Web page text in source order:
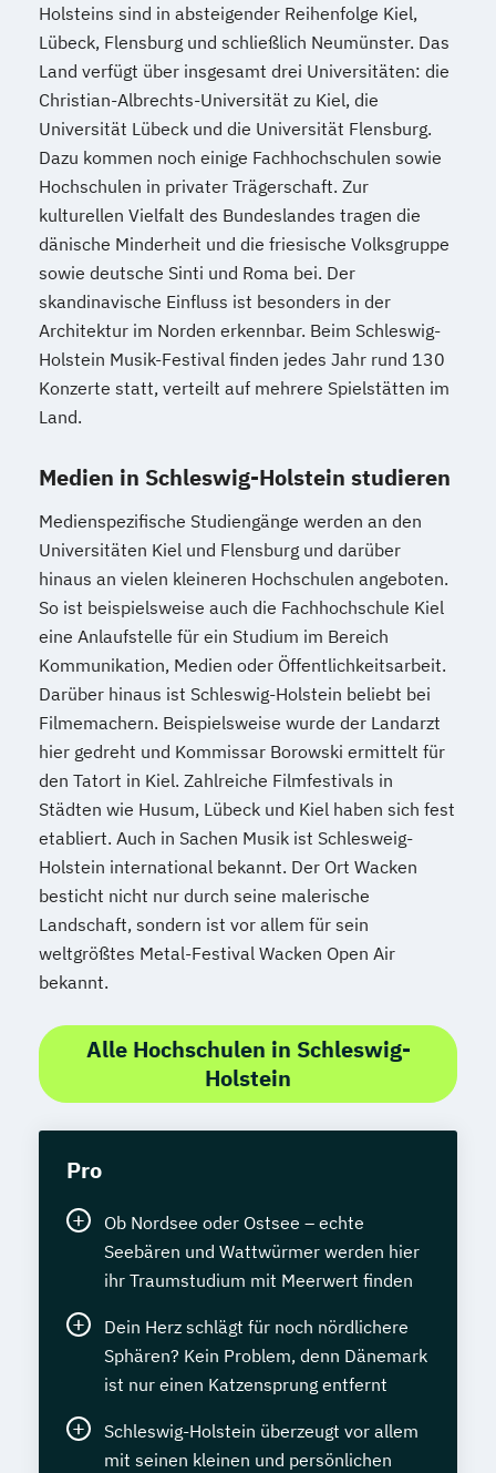
Holsteins sind in absteigender Reihenfolge Kiel,
Lübeck, Flensburg und schließlich Neumünster. Das
Land verfügt über insgesamt drei Universitäten: die
Christian-Albrechts-Universität zu Kiel, die
Universität Lübeck und die Universität Flensburg.
Dazu kommen noch einige Fachhochschulen sowie
Hochschulen in privater Trägerschaft. Zur
kulturellen Vielfalt des Bundeslandes tragen die
dänische Minderheit und die friesische Volksgruppe
sowie deutsche Sinti und Roma bei. Der
skandinavische Einfluss ist besonders in der
Architektur im Norden erkennbar. Beim Schleswig-
Holstein Musik-Festival finden jedes Jahr rund 130
Konzerte statt, verteilt auf mehrere Spielstätten im
Land.
Medien in Schleswig-Holstein studieren
Medienspezifische Studiengänge werden an den
Universitäten Kiel und Flensburg und darüber
hinaus an vielen kleineren Hochschulen angeboten.
So ist beispielsweise auch die Fachhochschule Kiel
eine Anlaufstelle für ein Studium im Bereich
Kommunikation, Medien oder Öffentlichkeitsarbeit.
Darüber hinaus ist Schleswig-Holstein beliebt bei
Filmemachern. Beispielsweise wurde der Landarzt
hier gedreht und Kommissar Borowski ermittelt für
den Tatort in Kiel. Zahlreiche Filmfestivals in
Städten wie Husum, Lübeck und Kiel haben sich fest
etabliert. Auch in Sachen Musik ist Schlesweig-
Holstein international bekannt. Der Ort Wacken
besticht nicht nur durch seine malerische
Landschaft, sondern ist vor allem für sein
weltgrößtes Metal-Festival Wacken Open Air
bekannt.
Alle Hochschulen in Schleswig-
Holstein
Pro
Ob Nordsee oder Ostsee – echte
Seebären und Wattwürmer werden hier
ihr Traumstudium mit Meerwert finden
Dein Herz schlägt für noch nördlichere
Sphären? Kein Problem, denn Dänemark
ist nur einen Katzensprung entfernt
Schleswig-Holstein überzeugt vor allem
mit seinen kleinen und persönlichen